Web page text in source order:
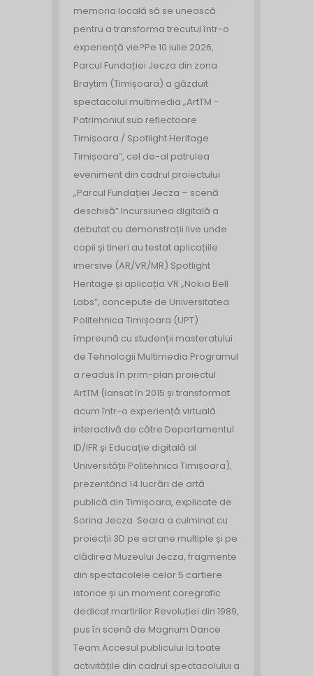
memoria locală să se unească
pentru a transforma trecutul într-o
experiență vie?Pe 10 iulie 2026,
Parcul Fundației Jecza din zona
Braytim (Timișoara) a găzduit
spectacolul multimedia „ArtTM -
Patrimoniul sub reflectoare
Timișoara / Spotlight Heritage
Timișoara”, cel de-al patrulea
eveniment din cadrul proiectului
„Parcul Fundației Jecza – scenă
deschisă”.Incursiunea digitală a
debutat cu demonstrații live unde
copii și tineri au testat aplicațiile
imersive (AR/VR/MR) Spotlight
Heritage și aplicația VR „Nokia Bell
Labs”, concepute de Universitatea
Politehnica Timișoara (UPT)
împreună cu studenții masteratului
de Tehnologii Multimedia.Programul
a readus în prim-plan proiectul
ArtTM (lansat în 2015 și transformat
acum într-o experiență virtuală
interactivă de către Departamentul
ID/IFR și Educație digitală al
Universității Politehnica Timișoara),
prezentând 14 lucrări de artă
publică din Timișoara, explicate de
Sorina Jecza. Seara a culminat cu
proiecții 3D pe ecrane multiple și pe
clădirea Muzeului Jecza, fragmente
din spectacolele celor 5 cartiere
istorice și un moment coregrafic
dedicat martirilor Revoluției din 1989,
pus în scenă de Magnum Dance
Team.Accesul publicului la toate
activitățile din cadrul spectacolului a